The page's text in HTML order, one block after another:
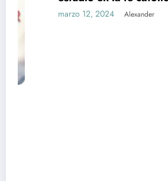
marzo 12, 2024 Alexander